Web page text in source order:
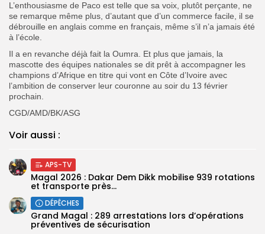
L’enthousiasme de Paco est telle que sa voix, plutôt perçante, ne
se remarque même plus, d’autant que d’un commerce facile, il se
débrouille en anglais comme en français, même s’il n’a jamais été
à l’école.
Il a en revanche déjà fait la Oumra. Et plus que jamais, la
mascotte des équipes nationales se dit prêt à accompagner les
champions d’Afrique en titre qui vont en Côte d’Ivoire avec
l’ambition de conserver leur couronne au soir du 13 février
prochain.
CGD/AMD/BK/ASG
Voir aussi :
APS-TV
Magal 2026 : Dakar Dem Dikk mobilise 939 rotations
et transporte près...
DÉPÊCHES
Grand Magal : 289 arrestations lors d’opérations
préventives de sécurisation